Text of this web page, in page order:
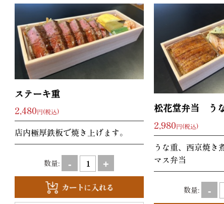
ステーキ重
2,480円(税込)
店内極厚鉄板で焼き上げます。
数量: - +
松花堂弁当 う
2,980円(税込)
うな重、西京焼き
マス弁当
数量: -